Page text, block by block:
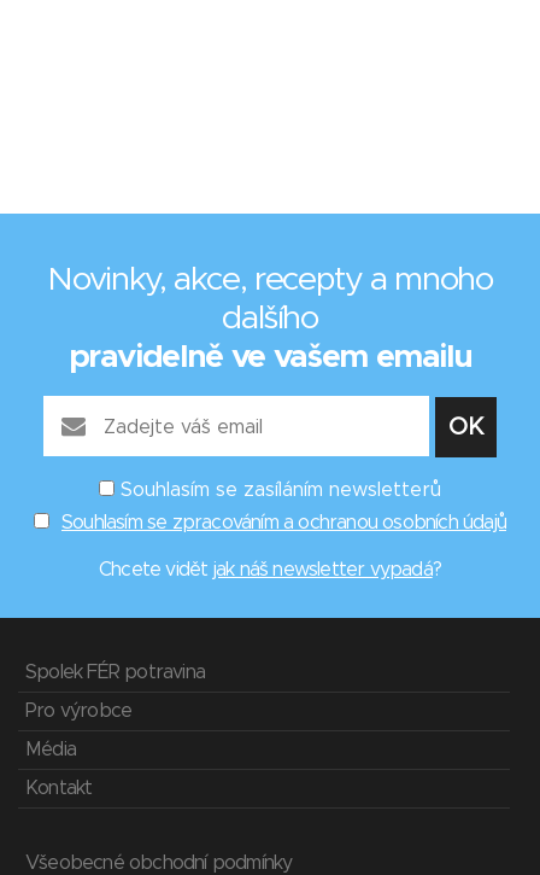
Novinky, akce, recepty a mnoho
dalšího
pravidelně ve vašem emailu
Souhlasím se zasíláním newsletterů
Souhlasím se zpracováním a ochranou osobních údajů
Chcete vidět jak náš newsletter vypadá?
Spolek FÉR potravina
Pro výrobce
Média
Kontakt
Všeobecné obchodní podmínky